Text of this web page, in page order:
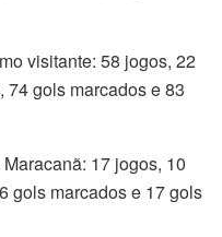
visitante: 58 jogos, 22
74 gols marcados e 83
17 jogos, 10
gols marcados e 17 gols